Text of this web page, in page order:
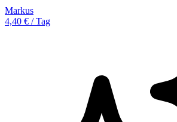
Markus
4,40 € / Tag